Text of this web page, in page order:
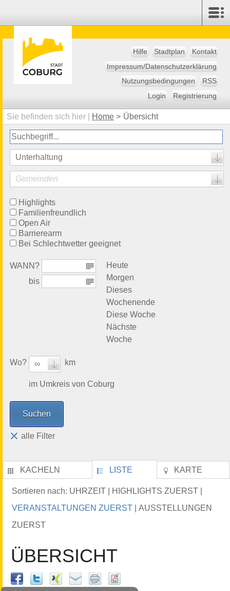
Hilfe Stadtplan
Kontakt
Impressum/Datenschutzerklärung
Nutzungsbedingungen
RSS
Login
Registrierung
Sie befinden sich hier | Home > Übersicht
Unterhaltung
Gemeinden
Highlights
Familienfreundlich
Open Air
Barrierearm
Bei Schlechtwetter geeignet
WANN?
bis
Heute
Morgen
Dieses
Wochenende
Diese Woche
Nächste
Woche
Wo? ∞ km
im Umkreis von Coburg
alle Filter
KACHELN LISTE KARTE
Sortieren nach: UHRZEIT HIGHLIGHTS ZUERST
VERANSTALTUNGEN ZUERST
AUSSTELLUNGEN
ZUERST
ÜBERSICHT